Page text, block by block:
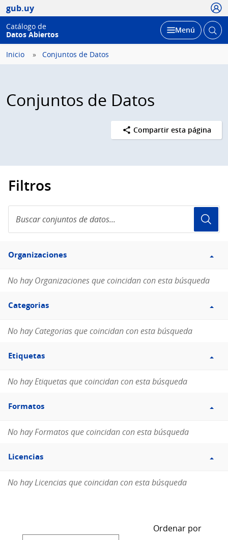
gub.uy
Catálogo de
Datos Abiertos
Desplegar
Menú Abrir
Inicio Conjuntos de Datos
Conjuntos de Datos
Compartir esta página
Filtros
conjuntos
de
Filtro
Organizaciones
Organizaciones
No hay Organizaciones que coincidan con esta búsqueda
Filtro
Categorias
Categorias
No hay Categorias que coincidan con esta búsqueda
Filtro
Etiquetas
Etiquetas
No hay Etiquetas que coincidan con esta búsqueda
Filtro
Formatos
Formatos
No hay Formatos que coincidan con esta búsqueda
Filtro
Licencias
Licencias
No hay Licencias que coincidan con esta búsqueda
Ordenar por